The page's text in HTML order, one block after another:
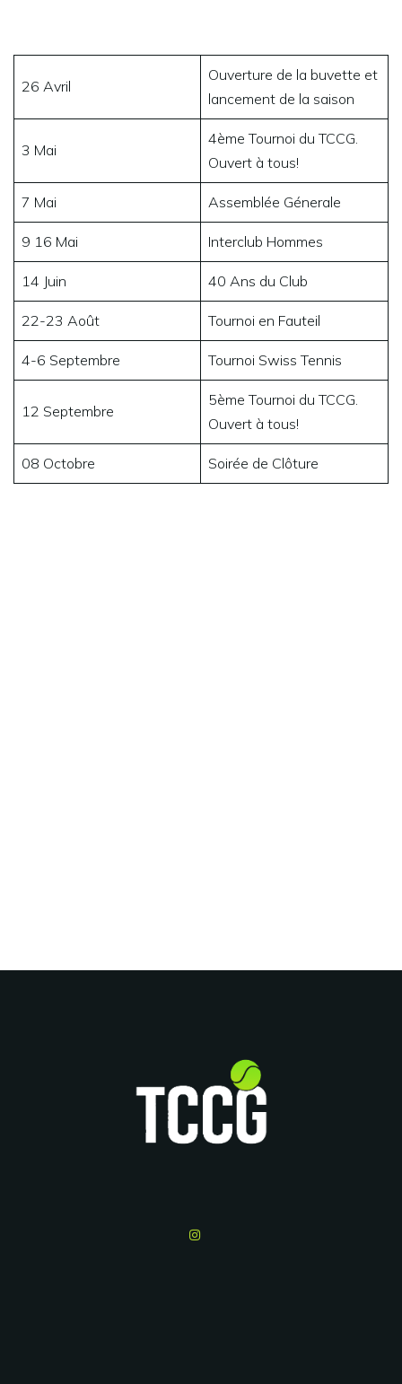
26 Avril
Ouverture de la buvette et
lancement de la saison
3 Mai
4ème Tournoi du TCCG.
Ouvert à tous!
7 Mai Assemblée Génerale
9 16 Mai Interclub Hommes
14 Juin 40 Ans du Club
22-23 Août Tournoi en Fauteil
4-6 Septembre Tournoi Swiss Tennis
12 Septembre
5ème Tournoi du TCCG.
Ouvert à tous!
08 Octobre Soirée de Clôture